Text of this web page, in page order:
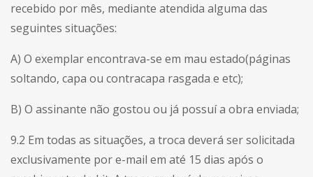
recebido por mês, mediante atendida alguma das
seguintes situações:
A) O exemplar encontrava-se em mau estado(páginas
soltando, capa ou contracapa rasgada e etc);
B) O assinante não gostou ou já possuí a obra enviada;
9.2 Em todas as situações, a troca deverá ser solicitada
exclusivamente por e-mail em até 15 dias após o